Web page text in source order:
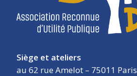
Siège et ateliers
au 62 rue Amelot – 75011 Paris